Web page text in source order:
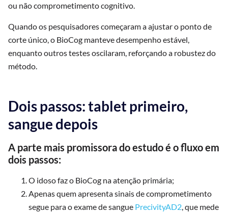
ou não comprometimento cognitivo.
Quando os pesquisadores começaram a ajustar o ponto de
corte único, o BioCog manteve desempenho estável,
enquanto outros testes oscilaram, reforçando a robustez do
método.
Dois passos: tablet primeiro,
sangue depois
A parte mais promissora do estudo é o fluxo em
dois passos:
O idoso faz o BioCog na atenção primária;
Apenas quem apresenta sinais de comprometimento
segue para o exame de sangue PrecivityAD2 , que mede